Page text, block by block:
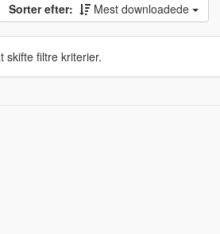
Sorter efter: Mest downloadede
skifte filtre kriterier.